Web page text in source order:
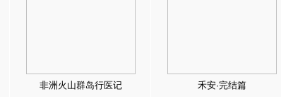
非洲火山群岛行医记 禾安·完结篇